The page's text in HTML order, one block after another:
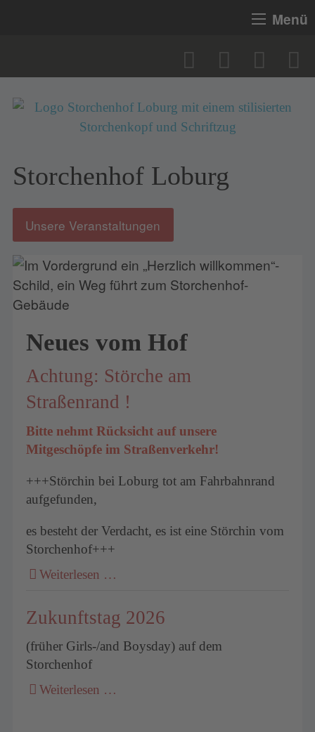
Menü
Storchenhof Loburg
Unsere Veranstaltungen
Neues vom Hof
Achtung: Störche am
Straßenrand !
Bitte nehmt Rücksicht auf unsere
Mitgeschöpfe im Straßenverkehr!
+++Störchin bei Loburg tot am Fahrbahnrand
aufgefunden,
es besteht der Verdacht, es ist eine Störchin vom
Storchenhof+++
Weiterlesen …
Zukunftstag 2026
(früher Girls-/and Boysday) auf dem
Storchenhof
Weiterlesen …